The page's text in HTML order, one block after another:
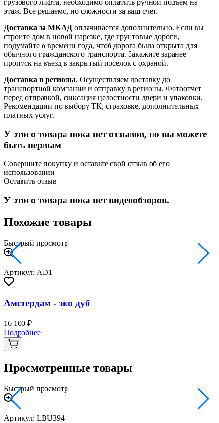
грузового лифта, необходимо оплатить ручной подъем на
этаж. Все решаемо, но сложности за ваш счет.
Доставка за МКАД оплачивается дополнительно. Если вы
строите дом в новой нарезке, где грунтовые дороги,
подумайте о времени года, чтоб дорога была открыта для
обычного гражданского транспорта. Закажите заранее
пропуск на въезд в закрытый поселок с охраной.
Доставка в регионы. Осуществляем доставку до
транспортной компании и отправку в регионы. Фотоотчет
перед отправкой, фиксация целостности двери и упаковки.
Рекомендации по выбору ТК, страховке, дополнительных
платных услуг.
У этого товара пока нет отзывов, но вы можете
быть первым
Совершите покупку и оставьте свой отзыв об его
использовании
Оставить отзыв
У этого товара пока нет видеообзоров.
Похожие товары
Быстрый просмотр
Артикул: AD1
Амстердам - эко дуб
16 100 ₽
Подробнее
Просмотренные товары
Быстрый просмотр
Артикул: LBU394